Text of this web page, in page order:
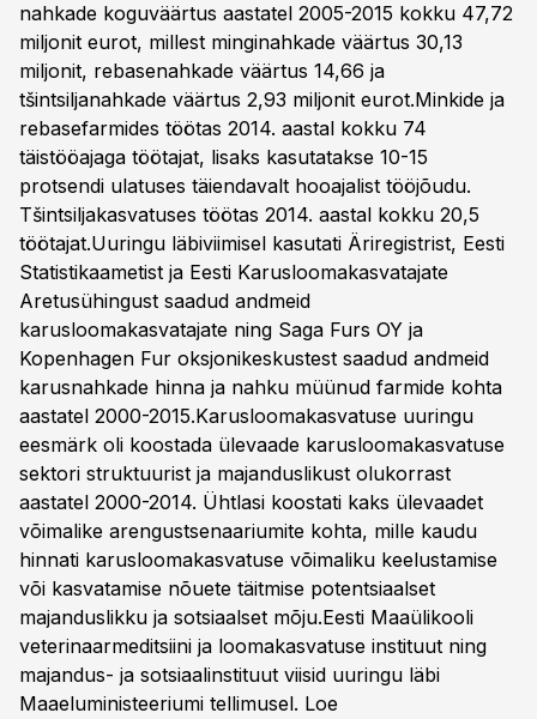
nahkade koguväärtus aastatel 2005-2015 kokku 47,72
miljonit eurot, millest minginahkade väärtus 30,13
miljonit, rebasenahkade väärtus 14,66 ja
tšintsiljanahkade väärtus 2,93 miljonit eurot.Minkide ja
rebasefarmides töötas 2014. aastal kokku 74
täistööajaga töötajat, lisaks kasutatakse 10-15
protsendi ulatuses täiendavalt hooajalist tööjõudu.
Tšintsiljakasvatuses töötas 2014. aastal kokku 20,5
töötajat.Uuringu läbiviimisel kasutati Äriregistrist, Eesti
Statistikaametist ja Eesti Karusloomakasvatajate
Aretusühingust saadud andmeid
karusloomakasvatajate ning Saga Furs OY ja
Kopenhagen Fur oksjonikeskustest saadud andmeid
karusnahkade hinna ja nahku müünud farmide kohta
aastatel 2000-2015.Karusloomakasvatuse uuringu
eesmärk oli koostada ülevaade karusloomakasvatuse
sektori struktuurist ja majanduslikust olukorrast
aastatel 2000-2014. Ühtlasi koostati kaks ülevaadet
võimalike arengustsenaariumite kohta, mille kaudu
hinnati karusloomakasvatuse võimaliku keelustamise
või kasvatamise nõuete täitmise potentsiaalset
majanduslikku ja sotsiaalset mõju.Eesti Maaülikooli
veterinaarmeditsiini ja loomakasvatuse instituut ning
majandus- ja sotsiaalinstituut viisid uuringu läbi
Maaeluministeeriumi tellimusel. Loe